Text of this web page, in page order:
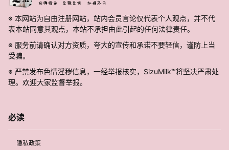
※ 本网站为自由注册网站，站内会员言论仅代表个人观点，并不代
表本站同意其观点，本站不承担由此引起的任何法律责任。
※ 服务前请确认对方资质，夸大的宣传和承诺不要轻信，谨防上当
受骗。
※ 严禁发布色情淫秽信息，一经举报核实，SizuMilk™将坚决严肃处
理。欢迎大家监督举报。
必读
隐私政策